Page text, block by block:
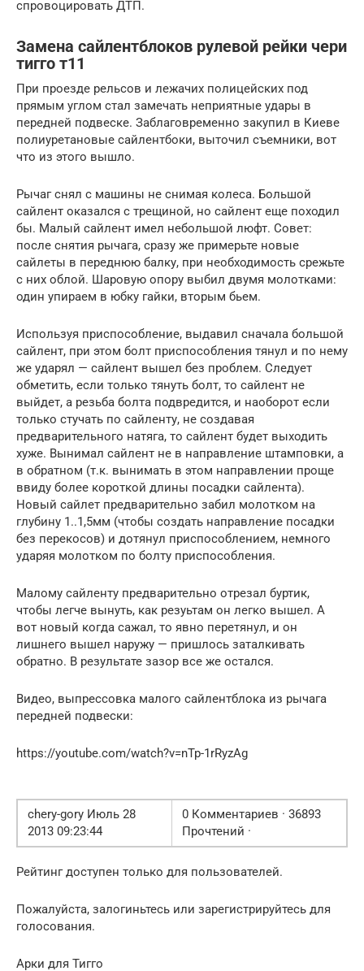
спровоцировать ДТП.
Замена сайлентблоков рулевой рейки чери
тигго т11
При проезде рельсов и лежачих полицейских под
прямым углом стал замечать неприятные удары в
передней подвеске. Заблаговременно закупил в Киеве
полиуретановые сайлентбоки, выточил съемники, вот
что из этого вышло.
Рычаг снял с машины не снимая колеса. Большой
сайлент оказался с трещиной, но сайлент еще походил
бы. Малый сайлент имел небольшой люфт. Совет:
после снятия рычага, сразу же примерьте новые
сайлеты в переднюю балку, при необходимость срежьте
с них облой. Шаровую опору выбил двумя молотками:
один упираем в юбку гайки, вторым бьем.
Используя приспособление, выдавил сначала большой
сайлент, при этом болт приспособления тянул и по нему
же ударял — сайлент вышел без проблем. Следует
обметить, если только тянуть болт, то сайлент не
выйдет, а резьба болта подвредится, и наоборот если
только стучать по сайленту, не создавая
предварительного натяга, то сайлент будет выходить
хуже. Вынимал сайлент не в направление штамповки, а
в обратном (т.к. вынимать в этом направлении проще
ввиду более короткой длины посадки сайлента).
Новый сайлет предварительно забил молотком на
глубину 1..1,5мм (чтобы создать направление посадки
без перекосов) и дотянул приспособлением, немного
ударяя молотком по болту приспособления.
Малому сайленту предварительно отрезал буртик,
чтобы легче вынуть, как резуьтам он легко вышел. А
вот новый когда сажал, то явно перетянул, и он
лишнего вышел наружу — пришлось заталкивать
обратно. В результате зазор все же остался.
Видео, выпрессовка малого сайлентблока из рычага
передней подвески:
https://youtube.com/watch?v=nTp-1rRyzAg
chery-gory Июль 28
2013 09:23:44
0 Комментариев · 36893
Прочтений ·
Рейтинг доступен только для пользователей.
Пожалуйста, залогиньтесь или зарегистрируйтесь для
голосования.
Арки для Тигго